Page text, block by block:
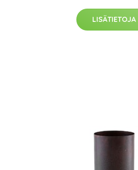
LISÄTIETOJA